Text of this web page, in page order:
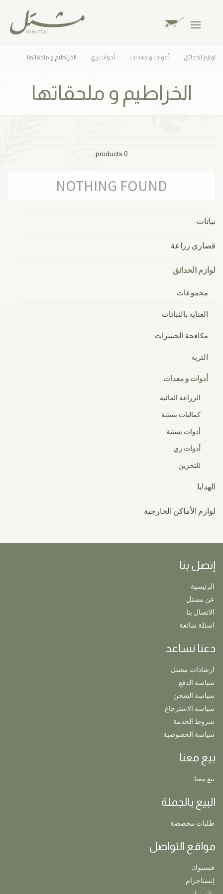
لوازم الحدائق أدوات و معدات أدوات ري الخراطيم و ملحقاتها
الخراطيم و ملحقاتها
0 products
NOTHING FOUND
نباتات
قصاري زراعة
لوازم الحدائق
مجموعات
العناية بالنباتات
مكافحة الحشرات
التربة
أدوات و معدات
الزراعة المائية
كماليات بستنة
أدوات بستنة
أدوات ري
للتخزين
الهدايا
لوازم الأماكن الخارجية
إتصل بنا
الرئيسية
عن مشتل
الاتصال بنا
اسئلة شائعة
دعنا نساعد
ارشادات مشتل
سياسة الدفع
سياسة الشحن
سياسه الاسترجاع
شروط الخدمة
سياسة الخصوصية
بيع معنا
بيع معنا
البيع بالجملة
طلبات مخصصة
مواقع التواصل
فيسبوك
إنستاجرام